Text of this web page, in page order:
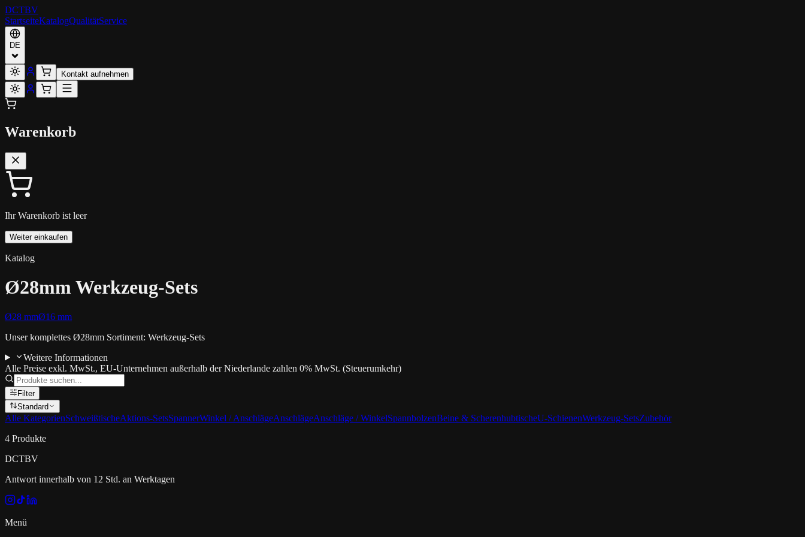
DCTBV
StartseiteKatalogQualitätService
DE
Kontakt aufnehmen
Warenkorb
Ihr Warenkorb ist leer
Weiter einkaufen
Katalog
Ø28mm Werkzeug-Sets
Ø28 mmØ16 mm
Unser komplettes Ø28mm Sortiment: Werkzeug-Sets
Weitere Informationen
Alle Preise exkl. MwSt., EU-Unternehmen außerhalb der Niederlande zahlen 0% MwSt. (Steuerumkehr)
Filter
Standard
Alle KategorienSchweißtischeAktions-SetsSpannerWinkel / AnschlägeAnschlägeAnschläge / WinkelSpannbolzenBeine & ScherenhubtischeU-SchienenWerkzeug-SetsZubehör
4 Produkte
DCTBV
Antwort innerhalb von 12 Std. an Werktagen
Menü